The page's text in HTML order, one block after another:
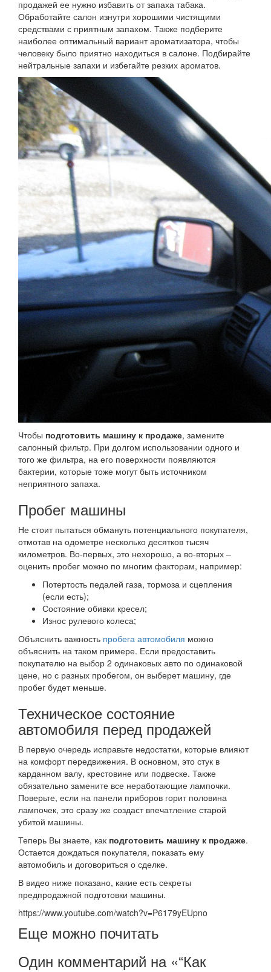
продажей ее нужно избавить от запаха табака.
Обработайте салон изнутри хорошими чистящими
средствами с приятным запахом. Также подберите
наиболее оптимальный вариант ароматизатора, чтобы
человеку было приятно находиться в салоне. Подбирайте
нейтральные запахи и избегайте резких ароматов.
Чтобы подготовить машину к продаже, замените
салонный фильтр. При долгом использовании одного и
того же фильтра, на его поверхности появляются
бактерии, которые тоже могут быть источником
неприятного запаха.
Пробег машины
Не стоит пытаться обмануть потенциального покупателя,
отмотав на одометре несколько десятков тысяч
километров. Во-первых, это нехорошо, а во-вторых –
оценить пробег можно по многим факторам, например:
Потертость педалей газа, тормоза и сцепления
(если есть);
Состояние обивки кресел;
Износ рулевого колеса;
Объяснить важность пробега автомобиля можно
объяснить на таком примере. Если предоставить
покупателю на выбор 2 одинаковых авто по одинаковой
цене, но с разных пробегом, он выберет машину, где
пробег будет меньше.
Техническое состояние
автомобиля перед продажей
В первую очередь исправьте недостатки, которые влияют
на комфорт передвижения. В основном, это стук в
карданном валу, крестовине или подвеске. Также
обязательно замените все неработающие лампочки.
Поверьте, если на панели приборов горит половина
лампочек, это сразу же создаст впечатление старой
убитой машины.
Теперь Вы знаете, как подготовить машину к продаже.
Остается дождаться покупателя, показать ему
автомобиль и договориться о сделке.
В видео ниже показано, какие есть секреты
предпродажной подготовки машины.
https://www.youtube.com/watch?v=P6179yEUpno
Еще можно почитать
Один комментарий на «“Как